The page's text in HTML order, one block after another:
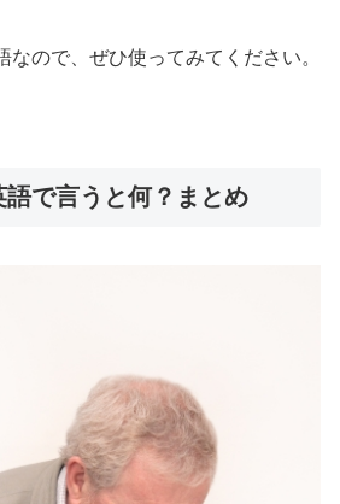
なので、ぜひ使ってみてください。
で言うと何？まとめ